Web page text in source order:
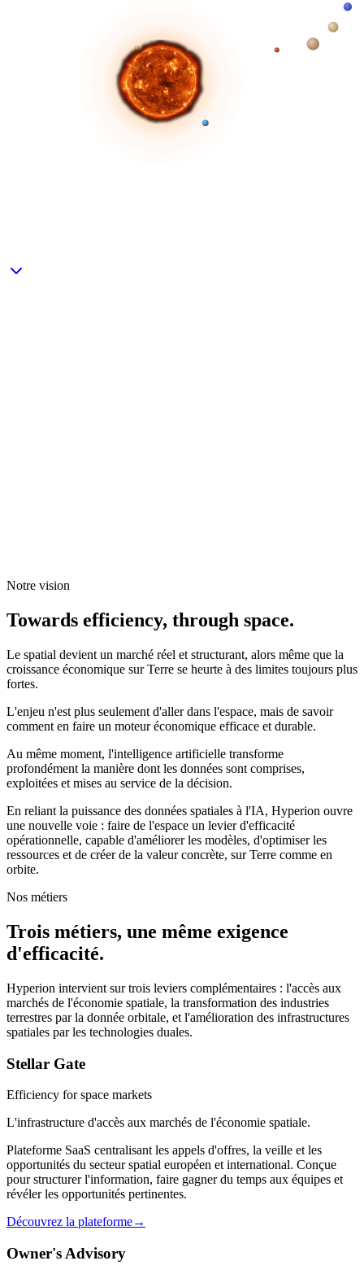
Notre vision
Towards efficiency, through space.
Le spatial devient un marché réel et structurant, alors même que la
croissance économique sur Terre se heurte à des limites toujours plus
fortes.
L'enjeu n'est plus seulement d'aller dans l'espace, mais de savoir
comment en faire un moteur économique efficace et durable.
Au même moment, l'intelligence artificielle transforme
profondément la manière dont les données sont comprises,
exploitées et mises au service de la décision.
En reliant la puissance des données spatiales à l'IA, Hyperion ouvre
une nouvelle voie : faire de l'espace un levier d'efficacité
opérationnelle, capable d'améliorer les modèles, d'optimiser les
ressources et de créer de la valeur concrète, sur Terre comme en
orbite.
Nos métiers
Trois métiers, une même exigence
d'efficacité.
Hyperion intervient sur trois leviers complémentaires : l'accès aux
marchés de l'économie spatiale, la transformation des industries
terrestres par la donnée orbitale, et l'amélioration des infrastructures
spatiales par les technologies duales.
Stellar Gate
Efficiency for space markets
L'infrastructure d'accès aux marchés de l'économie spatiale.
Plateforme SaaS centralisant les appels d'offres, la veille et les
opportunités du secteur spatial européen et international. Conçue
pour structurer l'information, faire gagner du temps aux équipes et
révéler les opportunités pertinentes.
Découvrez la plateforme→
Owner's Advisory